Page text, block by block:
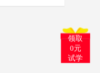
领取
0元
试学